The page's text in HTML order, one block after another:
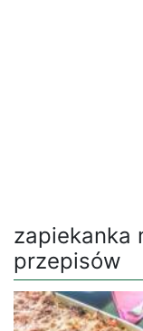
zapiekanka
przepisów